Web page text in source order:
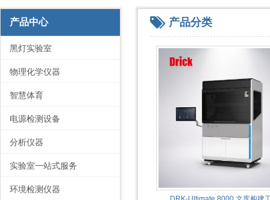
产品中心
黑灯实验室
物理化学仪器
智慧体育
电源检测设备
分析仪器
实验室一站式服务
环境检测仪器
产品分类